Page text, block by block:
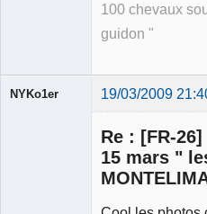
100 chevaux
guidon "
NYKo1er 19/03/2009
Re : [FR-
15 mars "